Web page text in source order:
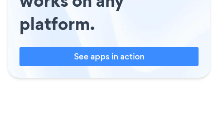
platform.
See apps in action